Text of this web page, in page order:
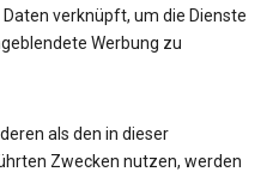
verknüpft, um die Dienste
Werbung zu
als den in dieser
Zwecken nutzen, werden